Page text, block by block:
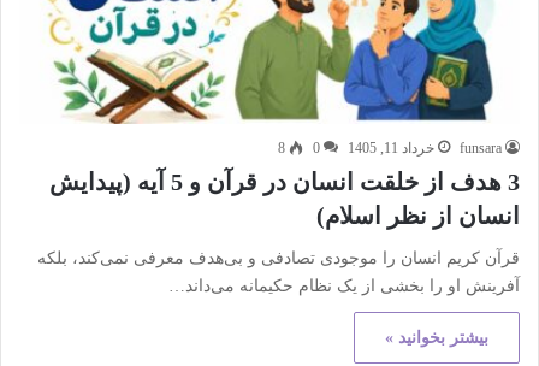
funsara خرداد 11, 1405 0
8
3 هدف از خلقت انسان در قرآن و 5 آیه (پیدایش
انسان از نظر اسلام)
قرآن کریم انسان را موجودی تصادفی و بی‌هدف معرفی نمی‌کند، بلکه
آفرینش او را بخشی از یک نظام حکیمانه می‌داند…
بیشتر بخوانید »